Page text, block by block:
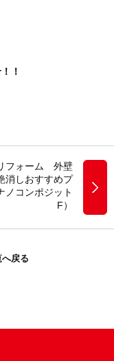
！
フォーム 外壁
消しおすすめプ
コンポジット
F）
戻る